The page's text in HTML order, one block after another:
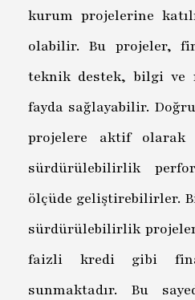
kurum projelerine
olabilir. Bu projeler,
teknik destek, bilgi ve
fayda sağlayabilir.
projelere aktif olarak
sürdürülebilirlik
ölçüde geliştirebilirler.
sürdürülebilirlik
faizli kredi gibi
sunmaktadır. Bu